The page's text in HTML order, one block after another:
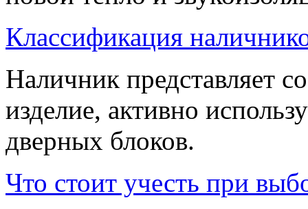
Классификация
Наличник представляет
изделие, активно
дверных блоков.
Что стоит учесть при